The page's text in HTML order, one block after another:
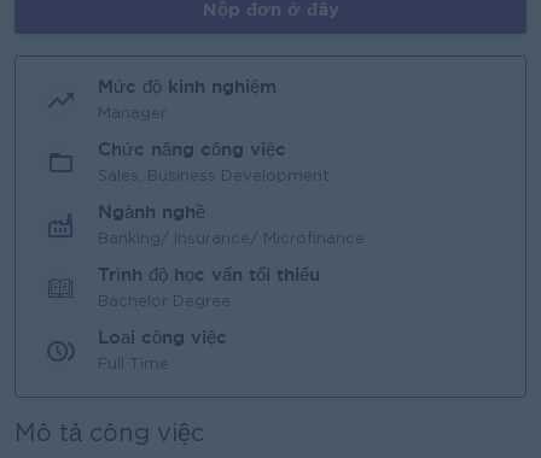
Nộp đơn ở đây
Mức độ kinh nghiệm
Manager
Chức năng công việc
Sales, Business Development
Ngành nghề
Banking/ Insurance/ Microfinance
Trình độ học vấn tối thiểu
Bachelor Degree
Loại công việc
Full Time
Mô tả công việc